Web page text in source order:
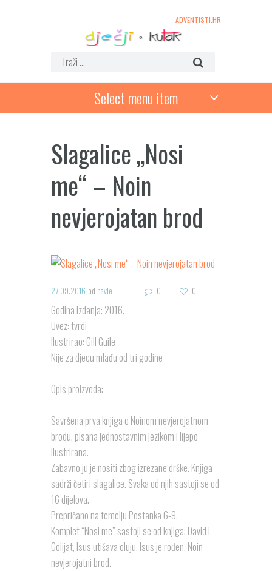
ADVENTISTI.HR
Select menu item
Slagalice „Nosi
me“ – Noin
nevjerojatan brod
27.09.2016 od pavle 0 0
Godina izdanja: 2016.
Uvez: tvrdi
Ilustrirao: Gill Guile
Nije za djecu mlađu od tri godine
Opis proizvoda:
Savršena prva knjiga o Noinom nevjerojatnom
brodu, pisana jednostavnim jezikom i lijepo
ilustrirana.
Zabavno ju je nositi zbog izrezane drške. Knjiga
sadrži četiri slagalice. Svaka od njih sastoji se od
16 dijelova.
Prepričano na temelju Postanka 6-9.
Komplet “Nosi me” sastoji se od knjiga: David i
Golijat, Isus utišava oluju, Isus je rođen, Noin
nevjerojatni brod.